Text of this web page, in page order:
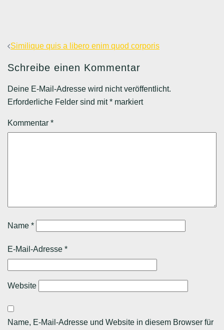
Beitragsnavigation
Similique quis a libero enim quod corporis
Schreibe einen Kommentar
Deine E-Mail-Adresse wird nicht veröffentlicht.
Erforderliche Felder sind mit* markiert
Kommentar *
Name *
E-Mail-Adresse *
Website
Name, E-Mail-Adresse und Website in diesem Browser für